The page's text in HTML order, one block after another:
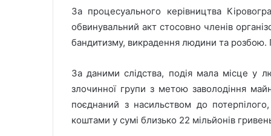
За процесуального керівництва
обвинувальний акт стосовно членів
бандитизму, викрадення людини та розбою.
За даними слідства, подія мала місце у
злочинної групи з метою заволодіння
поєднаний з насильством до
коштами у сумі близько 22 мільйонів